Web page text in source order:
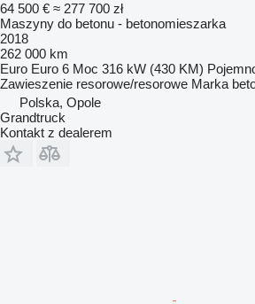
64 500 € ≈ 277 700 zł
Maszyny do betonu - betonomieszarka
2018
262 000 km
Euro Euro 6 Moc 316 kW (430 KM)
Zawieszenie resorowe/resorowe Marka
Polska, Opole
Grandtruck
Kontakt z dealerem